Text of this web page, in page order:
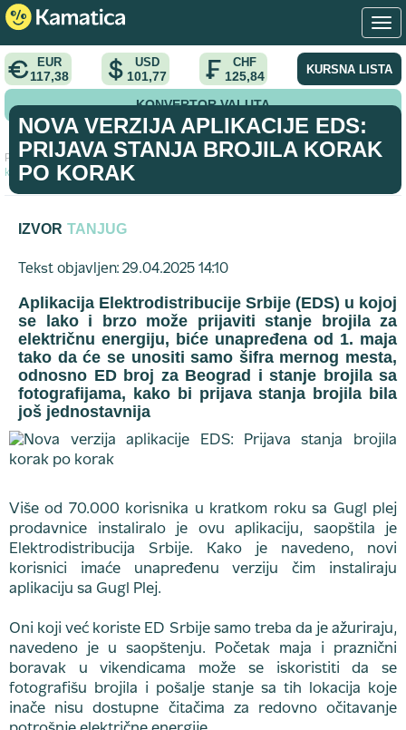
EUR
117,38
USD
101,77
CHF
125,84 KURSNA LISTA
KONVERTOR VALUTA
Početna > vodic >
Nova verzija aplikacije EDS: Prijava stanja brojila
korak po korak
NOVA VERZIJA APLIKACIJE EDS:
PRIJAVA STANJA BROJILA KORAK
PO KORAK
IZVOR TANJUG
Tekst objavljen: 29.04.2025 14:10
Aplikacija Elektrodistribucije Srbije (EDS) u kojoj
se lako i brzo može prijaviti stanje brojila za
električnu energiju, biće unapređena od 1. maja
tako da će se unositi samo šifra mernog mesta,
odnosno ED broj za Beograd i stanje brojila sa
fotografijama, kako bi prijava stanja brojila bila
još jednostavnija
Više od 70.000 korisnika u kratkom roku sa Gugl plej
prodavnice instaliralo je ovu aplikaciju, saopštila je
Elektrodistribucija Srbije. Kako je navedeno, novi
korisnici imaće unapređenu verziju čim instaliraju
aplikaciju sa Gugl Plej.
Oni koji već koriste ED Srbije samo treba da je ažuriraju,
navedeno je u saopštenju. Početak maja i praznični
boravak u vikendicama može se iskoristiti da se
fotografišu brojila i pošalje stanje sa tih lokacija koje
inače nisu dostupne čitačima za redovno očitavanje